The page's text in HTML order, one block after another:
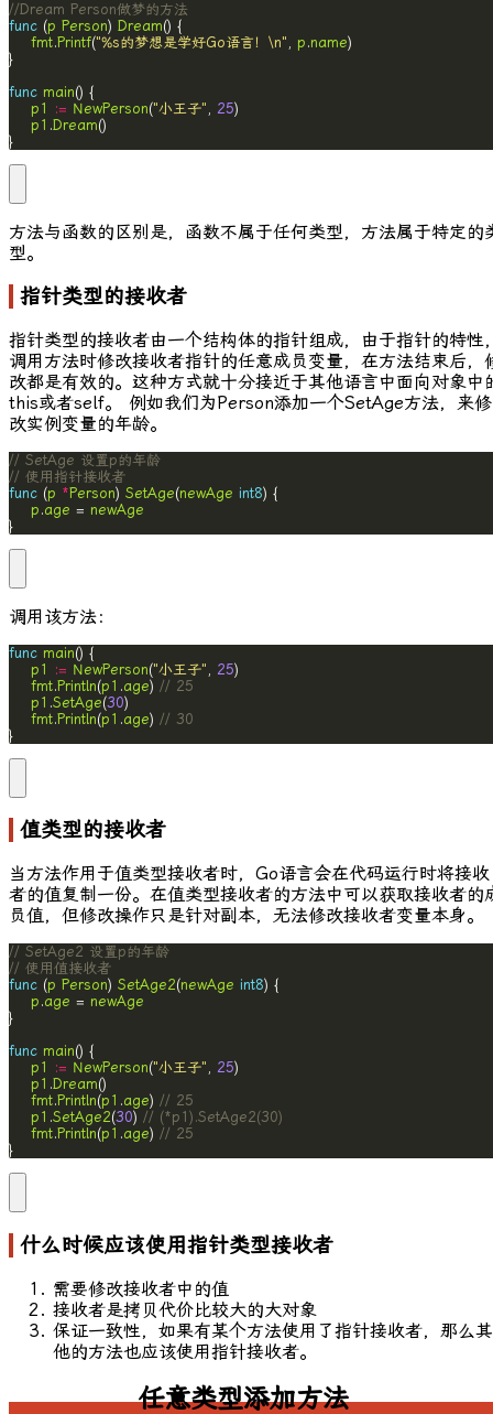
//Dream Person做梦的方法
func (p Person) Dream
fmt.Printf("%s的梦想是学好Go语言！\n" , p .name
func main
p1
:= NewPerson("小王子" , 25
p1 .Dream
}
方法与函数的区别是，函数不属于任何类型，方法属于特定的
型。
指针类型的接收者
指针类型的接收者由一个结构体的指针组成，由于指针的特性
调用方法时修改接收者指针的任意成员变量，在方法结束后，
改都是有效的。这种方式就十分接近于其他语言中面向对象中
this或者self。 例如我们为Person添加一个SetAge方法，来修
改实例变量的年龄。
// SetAge 设置p的年龄
// 使用指针接收者
func (p *Person) SetAge(newAge int8
p .age = newAge
}
调用该方法：
func main
p1
:= NewPerson("小王子" 25
fmt.Println(p1 .age) // 25
p1 .SetAge(30
fmt.Println(p1 .age) // 30
}
值类型的接收者
当方法作用于值类型接收者时，Go语言会在代码运行时将接收
者的值复制一份。在值类型接收者的方法中可以获取接收者的
员值，但修改操作只是针对副本，无法修改接收者变量本身。
// SetAge2 设置p的年龄
// 使用值接收者
func (p Person) SetAge2(newAge int8
p .age = newAge
func main
p1
:= NewPerson("小王子" , 25
p1 .Dream
fmt.Println(p1 .age) // 25
p1 .SetAge2(30) // (*p1).SetAge2(30)
fmt.Println(p1 .age) // 25
}
什么时候应该使用指针类型接收者
需要修改接收者中的值
接收者是拷贝代价比较大的大对象
保证一致性，如果有某个方法使用了指针接收者，那么其
他的方法也应该使用指针接收者。
任意类型添加方法